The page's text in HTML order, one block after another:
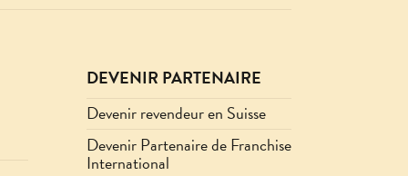
DEVENIR PARTENAIRE
Devenir revendeur en Suisse
Devenir Partenaire de Franchise
International